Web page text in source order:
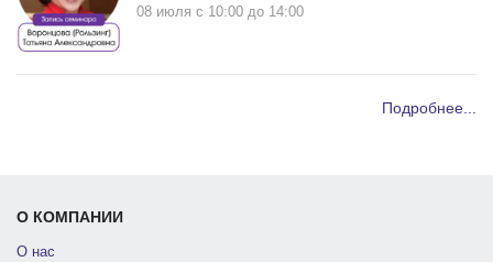
08 июля c 10:00 до 14:00
Подробнее...
О КОМПАНИИ
О нас